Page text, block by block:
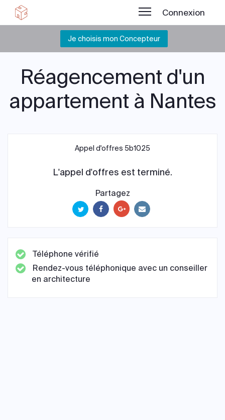
Connexion
Je choisis mon Concepteur
Réagencement d'un
appartement à Nantes
Appel d'offres 5b1025
L'appel d'offres est terminé.
Partagez
Téléphone vérifié
Rendez-vous téléphonique avec un conseiller
en architecture